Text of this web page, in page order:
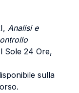
Analisi e
Sole 24 Ore,
sulla